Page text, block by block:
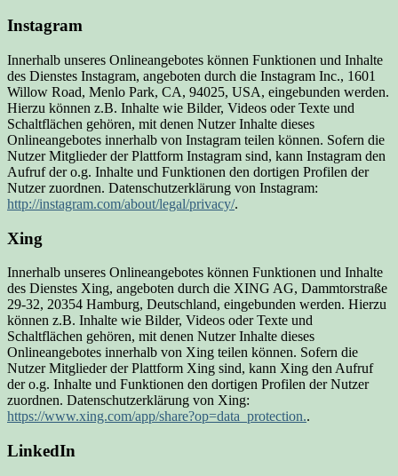
Instagram
Innerhalb unseres Onlineangebotes können Funktionen und Inhalte
des Dienstes Instagram, angeboten durch die Instagram Inc., 1601
Willow Road, Menlo Park, CA, 94025, USA, eingebunden werden.
Hierzu können z.B. Inhalte wie Bilder, Videos oder Texte und
Schaltflächen gehören, mit denen Nutzer Inhalte dieses
Onlineangebotes innerhalb von Instagram teilen können. Sofern die
Nutzer Mitglieder der Plattform Instagram sind, kann Instagram den
Aufruf der o.g. Inhalte und Funktionen den dortigen Profilen der
Nutzer zuordnen. Datenschutzerklärung von Instagram:
http://instagram.com/about/legal/privacy/.
Xing
Innerhalb unseres Onlineangebotes können Funktionen und Inhalte
des Dienstes Xing, angeboten durch die XING AG, Dammtorstraße
29-32, 20354 Hamburg, Deutschland, eingebunden werden. Hierzu
können z.B. Inhalte wie Bilder, Videos oder Texte und
Schaltflächen gehören, mit denen Nutzer Inhalte dieses
Onlineangebotes innerhalb von Xing teilen können. Sofern die
Nutzer Mitglieder der Plattform Xing sind, kann Xing den Aufruf
der o.g. Inhalte und Funktionen den dortigen Profilen der Nutzer
zuordnen. Datenschutzerklärung von Xing:
https://www.xing.com/app/share?op=data_protection..
LinkedIn